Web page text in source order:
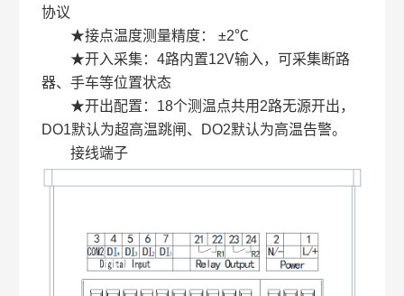
协议
★接点温度测量精度： ±2℃
★开入采集：4路内置12V输入，可采集断路
器、手车等位置状态
★开出配置：18个测温点共用2路无源开出，
DO1默认为超高温跳闸、DO2默认为高温告警。
接线端子